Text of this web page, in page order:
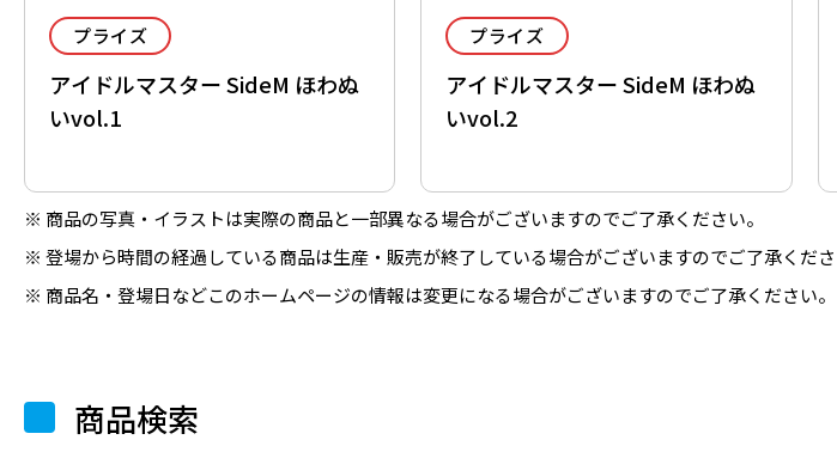
プライズ
アイドルマスター SideM ほわぬ
いvol.1
プライズ
アイドルマスター SideM ほわぬ
いvol.2
商品の写真・イラストは実際の商品と一部異なる場合がございますのでご了承ください。
登場から時間の経過している商品は生産・販売が終了している場合がございますのでご了承くださ
商品名・登場日などこのホームページの情報は変更になる場合がございますのでご了承ください。
商品検索